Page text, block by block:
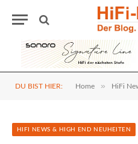
DU BIST HIER: Home » HiFi
HIFI NEWS & HIGH END NEUHEITEN